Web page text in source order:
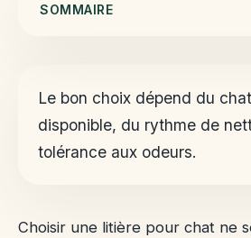
SOMMAIRE
Odeurs : traiter la cause avant le
Quand la litière révèle un
Tester sans perturber le chat
Repère visuel du bac
Le bon choix dépend du
disponible, du rythme de
tolérance aux odeurs.
Choisir une litière pour chat ne